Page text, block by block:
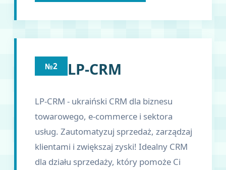
№2 LP-CRM
LP-CRM - ukraiński CRM dla biznesu
towarowego, e-commerce i sektora
usług. Zautomatyzuj sprzedaż, zarządzaj
klientami i zwiększaj zyski! Idealny CRM
dla działu sprzedaży, który pomoże Ci